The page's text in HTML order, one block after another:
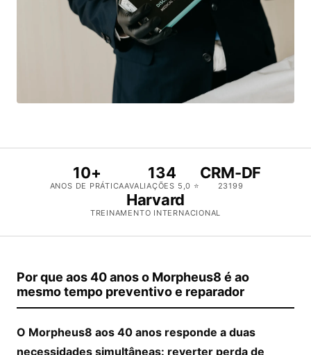
10+
ANOS DE PRÁTICA
134
AVALIAÇÕES 5,0 ⭐
CRM-DF
23199
Harvard
TREINAMENTO INTERNACIONAL
Por que aos 40 anos o Morpheus8 é ao
mesmo tempo preventivo e reparador
O Morpheus8 aos 40 anos responde a duas
necessidades simultâneas: reverter perda de